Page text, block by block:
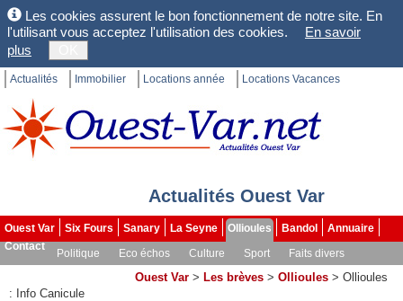
Les cookies assurent le bon fonctionnement de notre site. En
l'utilisant vous acceptez l'utilisation des cookies.
En savoir
plus
Actualités Immobilier Locations année Locations Vacances
Actualités Ouest Var
Ouest Var Six Fours Sanary La Seyne Ollioules Bandol
Annuaire
Contact
Politique Eco échos Culture Sport
Faits divers
Ouest Var > Les brèves > Ollioules > Ollioules
: Info Canicule